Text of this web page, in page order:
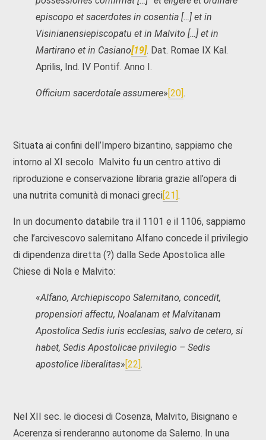
episcopo et sacerdotes in cosentia […] et in
Visinianensiepiscopatu et in Malvito […] et in
Martirano et in Casiano[19]. Dat. Romae IX Kal.
Aprilis, Ind. IV Pontif. Anno I.
Officium sacerdotale assumere»[20].
Situata ai confini dell’Impero bizantino, sappiamo che
intorno al XI secolo Malvito fu un centro attivo di
riproduzione e conservazione libraria grazie all’opera di
una nutrita comunità di monaci greci[21].
In un documento databile tra il 1101 e il 1106, sappiamo
che l’arcivescovo salernitano Alfano concede il privilegio
di dipendenza diretta (?) dalla Sede Apostolica alle
Chiese di Nola e Malvito:
«Alfano, Archiepiscopo Salernitano, concedit,
propensiori affectu, Noalanam et Malvitanam
Apostolica Sedis iuris ecclesias, salvo de cetero, si
habet, Sedis Apostolicae privilegio – Sedis
apostolice liberalitas»[22].
Nel XII sec. le diocesi di Cosenza, Malvito, Bisignano e
Acerenza si renderanno autonome da Salerno. In una